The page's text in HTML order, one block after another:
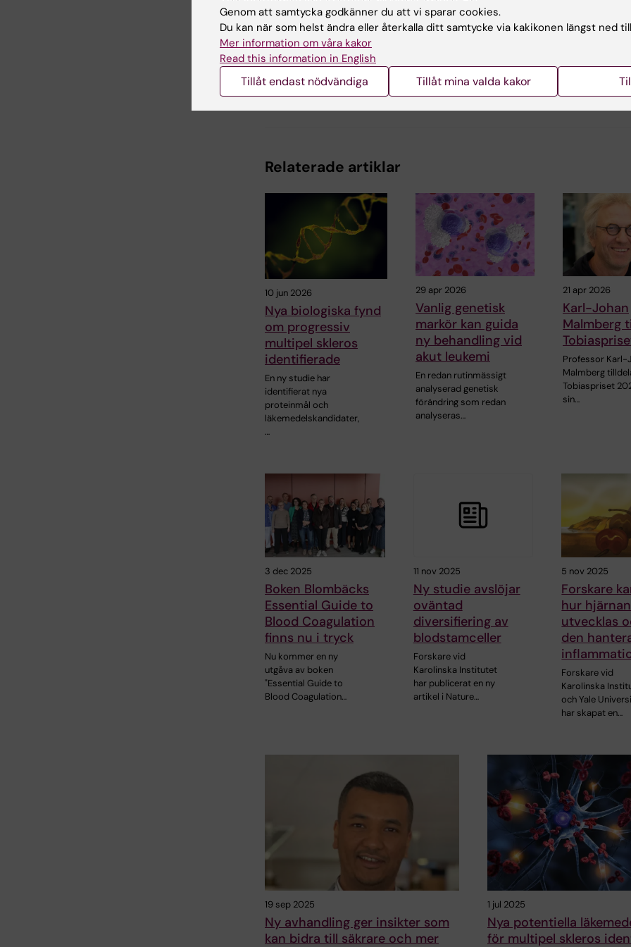
Uppdaterad av:
Anna Molin 2020-05-21
Relaterade artiklar
10 jun 2026
Nya biologiska fynd
om progressiv
multipel skleros
identifierade
En ny studie har
identifierat nya
proteinmål och
läkemedelskandidater,
…
29 apr 2026
Vanlig genetisk
markör kan guida
ny behandling vid
akut leukemi
En redan rutinmässigt
analyserad genetisk
förändring som redan
analyseras…
21 apr 2026
Karl-Johan
Malmberg
Professor Karl-
Malmberg
Tobiaspriset
sin…
3 dec 2025
Boken Blombäcks
Essential Guide to
Blood Coagulation
finns nu i tryck
Nu kommer en ny
utgåva av boken
"Essential Guide to
Blood Coagulation…
11 nov 2025
Ny studie avslöjar
oväntad
diversifiering av
blodstamceller
Forskare vid
Karolinska Institutet
har publicerat en ny
artikel i Nature…
5 nov 2025
Forskare
hur hjärnan
utvecklas
den
Forskare vid
Karolinska
och Yale
har skapat en…
19 sep 2025
Ny avhandling ger insikter som
kan bidra till säkrare och mer
1 jul 2025
Nya potentiella
för multipel skleros
Genom att samtycka godkänner du att vi sparar cookies.
Du kan när som helst ändra eller återkalla ditt samtycke via kakikonen längst ned
Mer information om våra kakor
Read this information in English
Tillåt endast nödvändiga Tillåt mina valda kakor